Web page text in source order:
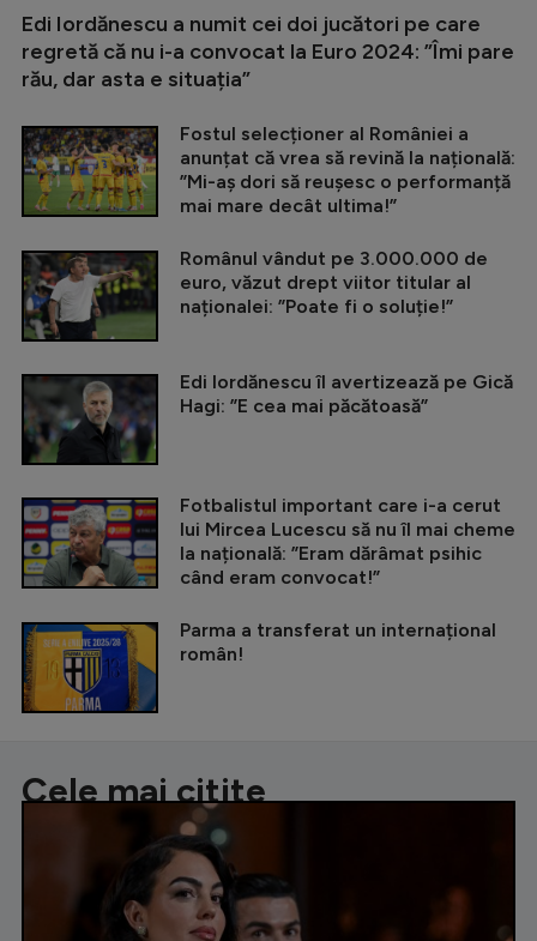
Edi Iordănescu a numit cei doi jucători pe care
regretă că nu i-a convocat la Euro 2024: ”Îmi pare
rău, dar asta e situația”
Fostul selecționer al României a
anunțat că vrea să revină la națională:
”Mi-aș dori să reușesc o performanță
mai mare decât ultima!”
Românul vândut pe 3.000.000 de
euro, văzut drept viitor titular al
naționalei: ”Poate fi o soluție!”
Edi Iordănescu îl avertizează pe Gică
Hagi: ”E cea mai păcătoasă”
Fotbalistul important care i-a cerut
lui Mircea Lucescu să nu îl mai cheme
la națională: ”Eram dărâmat psihic
când eram convocat!”
Parma a transferat un internațional
român!
Cele mai citite